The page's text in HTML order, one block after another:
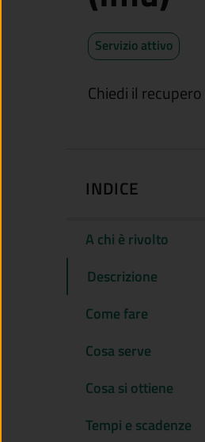
Servizio attivo
Chiedi il
INDICE
A chi è rivolto
Descrizione
Come fare
Cosa serve
Cosa si ottiene
Tempi e scadenze